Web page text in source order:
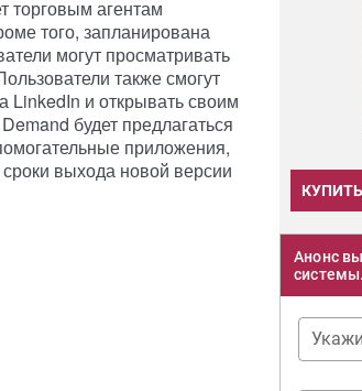
торговым агентам
того, запланирована
могут просматривать
также смогут
LinkedIn и открывать своим
будет предлагаться
приложения,
выхода новой версии
Анонс